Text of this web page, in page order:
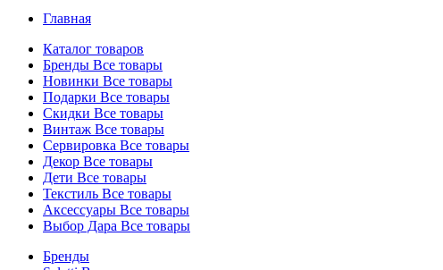
Главная
Каталог товаров
Бренды Все товары
Новинки Все товары
Подарки Все товары
Скидки Все товары
Винтаж Все товары
Сервировка Все товары
Декор Все товары
Дети Все товары
Текстиль Все товары
Аксессуары Все товары
Выбор Дара Все товары
Бренды